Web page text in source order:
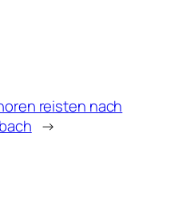
reisten nach
→